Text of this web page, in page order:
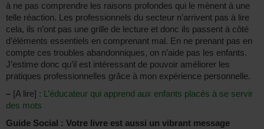
à ne pas comprendre les raisons profondes qui le mènent à une
telle réaction. Les professionnels du secteur n’arrivent pas à lire
cela, ils n’ont pas une grille de lecture et donc ils passent à côté
d’éléments essentiels en comprenant mal. En ne prenant pas en
compte ces troubles abandonniques, on n’aide pas les enfants.
J’estime donc qu’il est intéressant de pouvoir améliorer les
pratiques professionnelles grâce à mon expérience personnelle.
– [A lire] : L’éducateur qui apprend aux enfants placés à se servir
des mots
Guide Social : Votre livre est aussi un vibrant message